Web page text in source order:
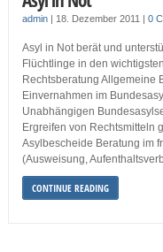
admin| 18. Dezember 2011 | 0
Asyl in Not berät und
Flüchtlinge in den
Rechtsberatung Allgemeine
Einvernahmen im
Unabhängigen
Ergreifen von Rechtsmitteln
Asylbescheide Beratung im
(Ausweisung,
CONTINUE READING